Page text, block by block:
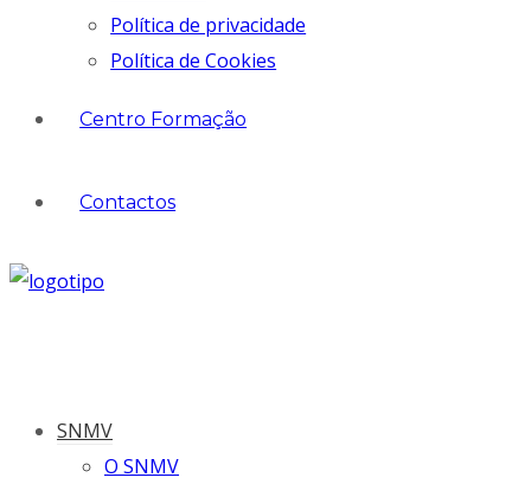
Política de privacidade
Política de Cookies
Centro Formação
Contactos
SNMV
O SNMV